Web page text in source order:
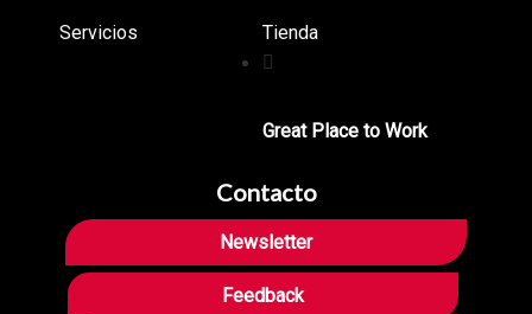
Servicios Tienda
Great Place to Work
Contacto
Newsletter
Feedback